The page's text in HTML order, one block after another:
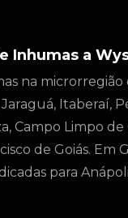
Inhumas a
na microrregião
Itaberaí,
Campo Limpo de
de Goiás. Em
para